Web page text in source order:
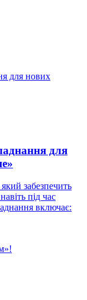
для
забезпечить
під час
включає: